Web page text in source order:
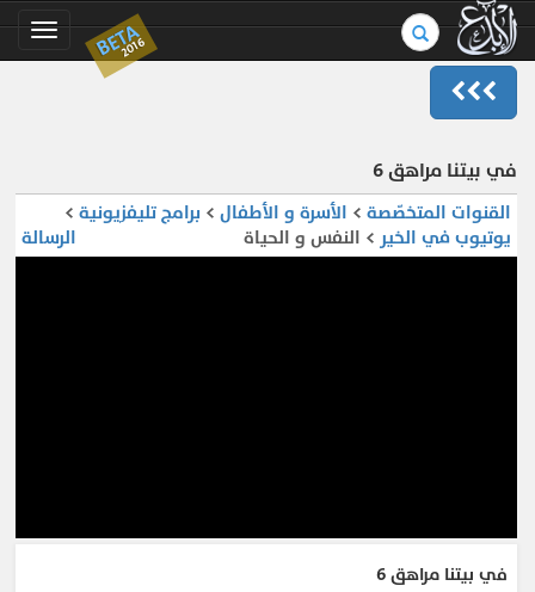
BETA
2016
بحث
في
الموسوعة..
في بيتنا مراهق 6 ‎
القنوات المتخصّصة > الأسرة و الأطفال > برامج تليفزيونية >
يوتيوب في الخير > النفس و الحياة الرسالة
في بيتنا مراهق 6 ‎